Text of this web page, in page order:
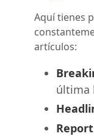
Aquí tienes
artículos:
última